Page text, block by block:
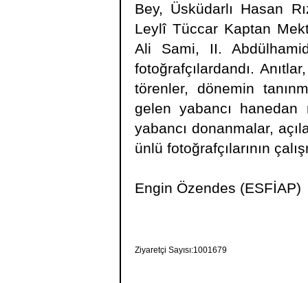
Bey, Üsküdarlı Hasan
Leylî Tüccar Kaptan
Ali Sami, II.
fotoğrafçılardandı.
törenler, dönemin
gelen yabancı hanedan
yabancı donanmalar,
ünlü fotoğrafçılarının
Engin Özendes (ESFİAP)
Ziyaretçi Sayısı:1001679